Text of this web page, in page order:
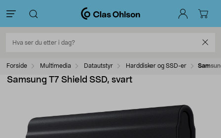
Forside Multimedia Datautstyr Harddisker og SSD-er
Samsung T7 Shield SSD, svart